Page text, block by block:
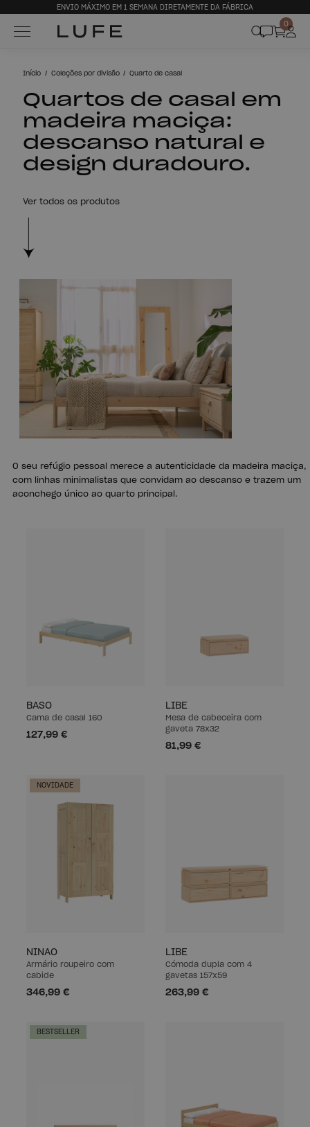
ENVIO MÁXIMO EM 1 SEMANA DIRETAMENTE DA FÁBRICA
0
Início Coleções por divisão Quarto de casal
Quartos de casal em
madeira maciça:
descanso natural e
design duradouro.
Ver todos os produtos
O seu refúgio pessoal merece a autenticidade da madeira maciça,
com linhas minimalistas que convidam ao descanso e trazem um
aconchego único ao quarto principal.
BASO
Cama de casal 160
127,99 €
LIBE
Mesa de cabeceira com
gaveta 78x32
81,99 €
NOVIDADE
NINAO
Armário roupeiro com
cabide
346,99 €
LIBE
Cómoda dupla com 4
gavetas 157x59
263,99 €
BESTSELLER